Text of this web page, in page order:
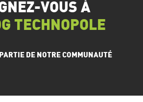
VOUS À
TECHNOPOLE
DE NOTRE COMMUNAUTÉ